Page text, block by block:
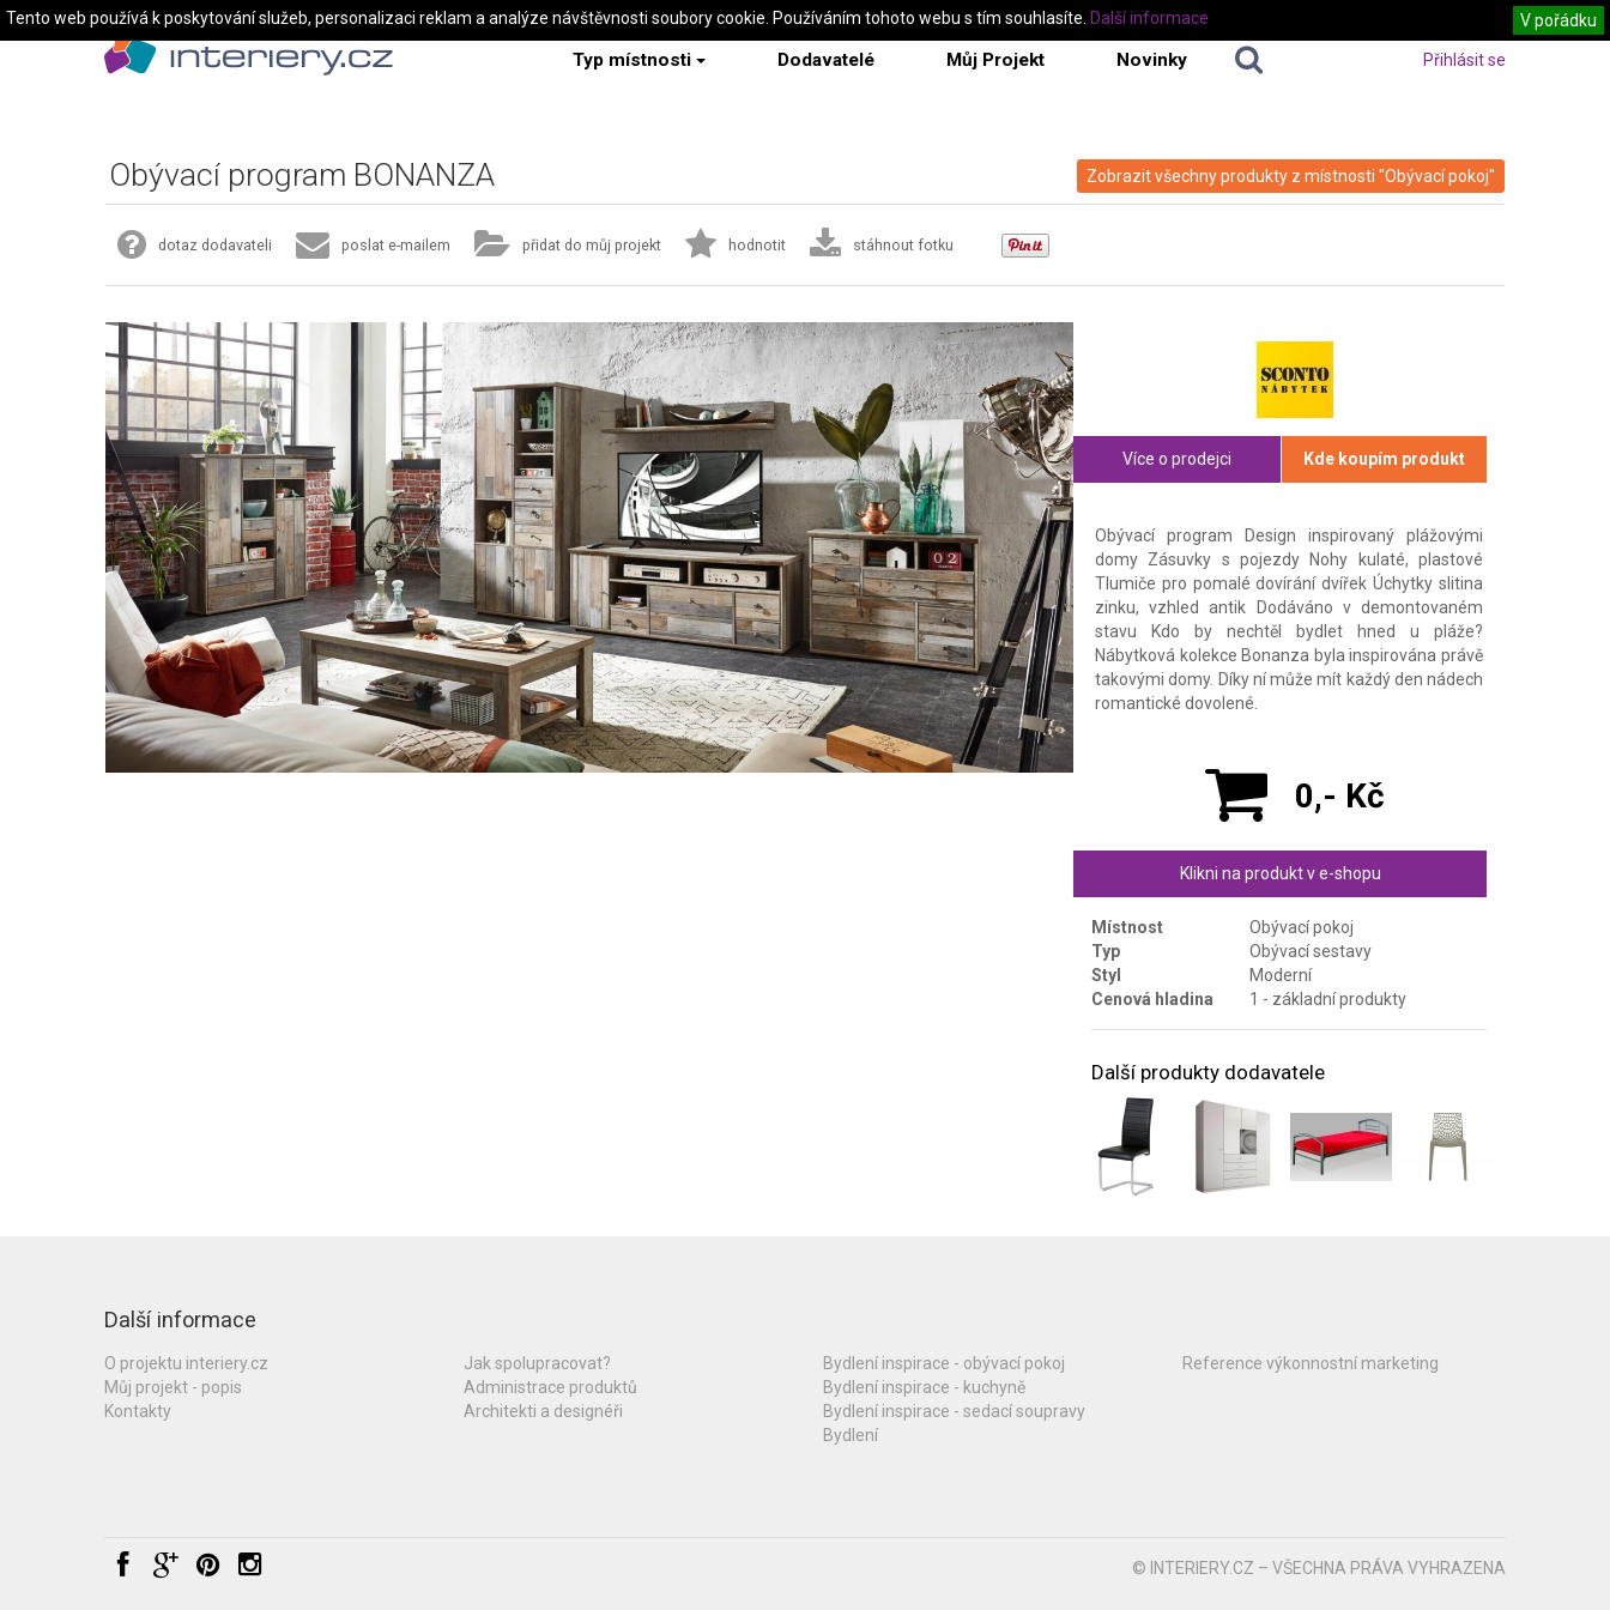
Typ místnosti Dodavatelé Můj Projekt Novinky Přihlásit se
Zobrazit všechny produkty z místnosti "Obývací pokoj"
Obývací program BONANZA
dotaz dodavateli poslat e-mailem přidat do můj projekt hodnotit stáhnout fotku
Více o prodejci Kde koupím produkt
Obývací program Design inspirovaný plážovými
domy Zásuvky s pojezdy Nohy kulaté, plastové
Tlumiče pro pomalé dovírání dvířek Úchytky slitina
zinku, vzhled antik Dodáváno v demontovaném
stavu Kdo by nechtěl bydlet hned u pláže?
Nábytková kolekce Bonanza byla inspirována právě
takovými domy. Díky ní může mít každý den nádech
romantické dovolené.
0,- Kč
Klikni na produkt v e-shopu
Místnost
Obývací pokoj
Typ
Obývací sestavy
Styl
Moderní
Cenová hladina
1 - základní produkty
Další produkty dodavatele
Další informace
O projektu interiery.cz
Můj projekt - popis
Kontakty
Jak spolupracovat?
Administrace produktů
Architekti a designéři
Bydlení inspirace - obývací pokoj
Bydlení inspirace - kuchyně
Bydlení inspirace - sedací soupravy
Bydlení
Reference výkonnostní marketing
© INTERIERY.CZ – VŠECHNA PRÁVA VYHRAZENA
Tento web používá k poskytování služeb, personalizaci reklam a analýze návštěvnosti soubory cookie. Používáním tohoto webu s tím souhlasíte. V pořádku
Další informace